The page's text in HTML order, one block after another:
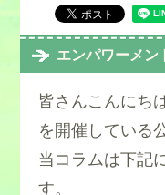
エンパワーメン
皆さんこんにち
を開催している
当コラムは下記
す。